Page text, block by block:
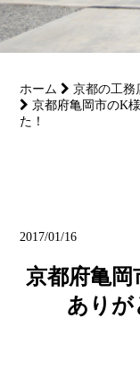
サービス
ホーム
京都の工務
京都府亀岡市のK
た！
2017/01/16
京都府亀
ありが